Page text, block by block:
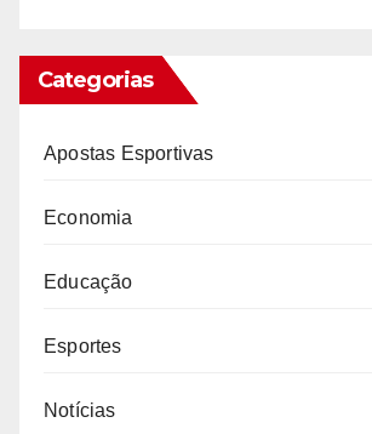
Categorias
Apostas Esportivas
Economia
Educação
Esportes
Notícias